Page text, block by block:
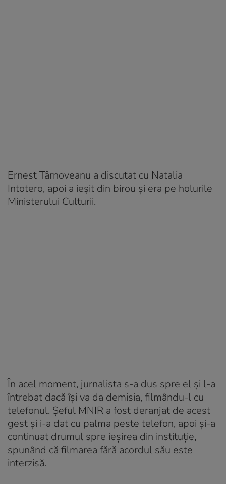
Ernest Târnoveanu a discutat cu Natalia
Intotero, apoi a ieșit din birou și era pe holurile
Ministerului Culturii.
În acel moment, jurnalista s-a dus spre el și l-a
întrebat dacă își va da demisia, filmându-l cu
telefonul. Șeful MNIR a fost deranjat de acest
gest și i-a dat cu palma peste telefon, apoi și-a
continuat drumul spre ieșirea din instituție,
spunând că filmarea fără acordul său este
interzisă.